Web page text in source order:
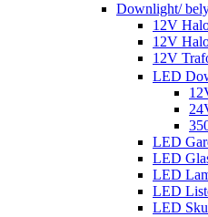
Downlight/
12V
12V
12V
LED
LED
LED
LED
LED
LED